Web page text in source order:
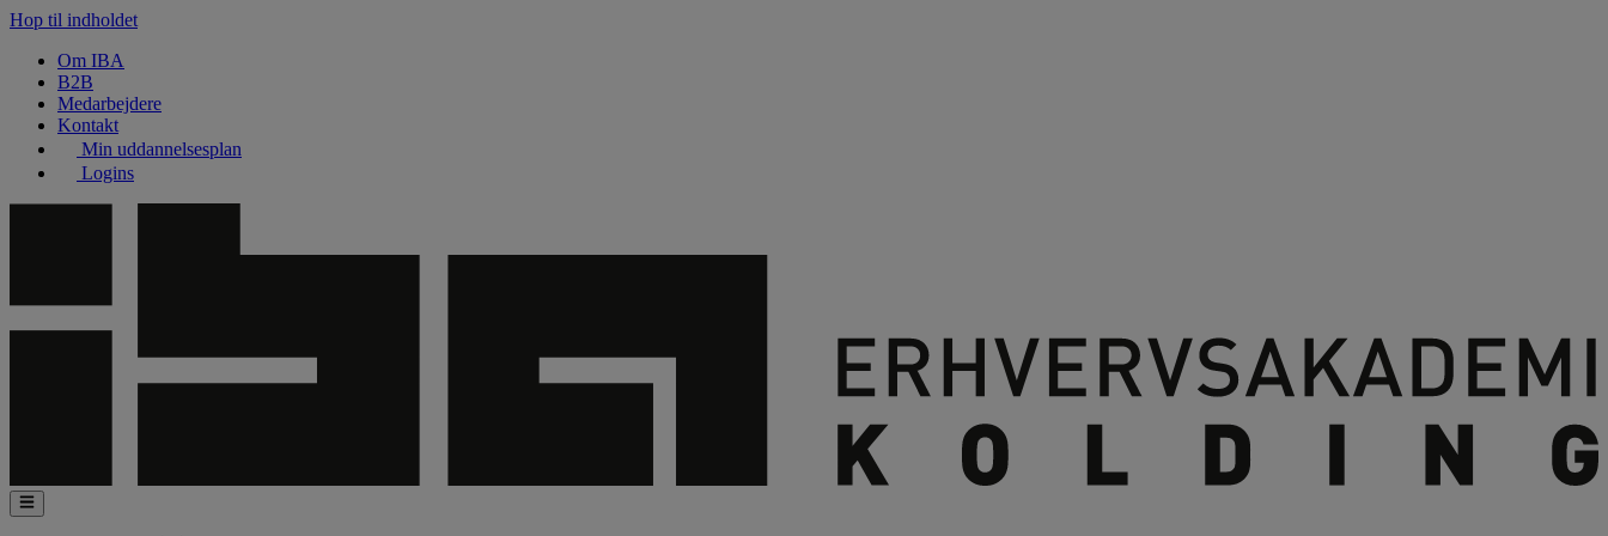
Hop til indholdet
Om IBA
B2B
Medarbejdere
Kontakt
Min uddannelsesplan
Logins